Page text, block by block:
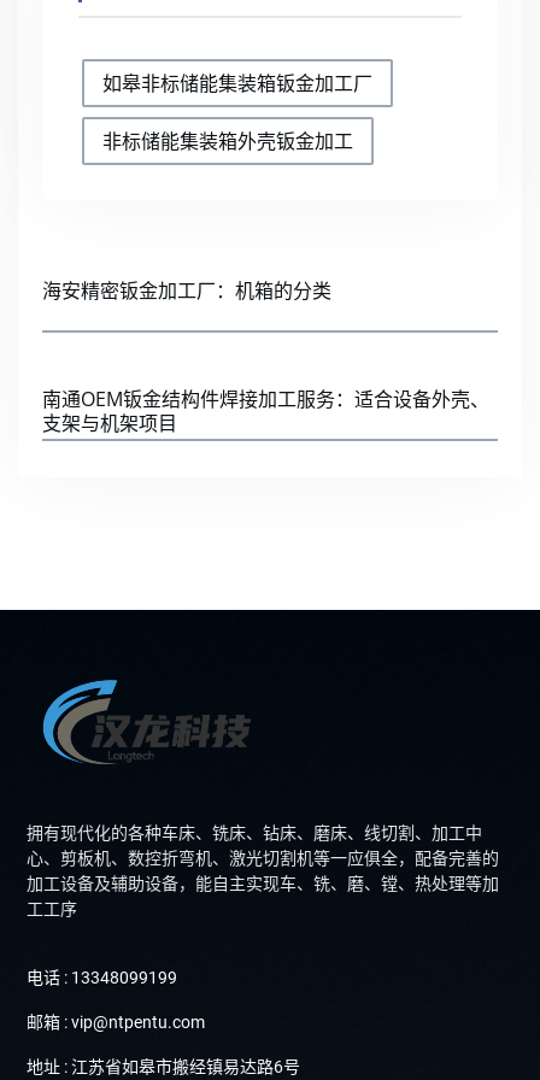
如皋非标储能集装箱钣金加工厂
非标储能集装箱外壳钣金加工
海安精密钣金加工厂：机箱的分类
南通OEM钣金结构件焊接加工服务：适合设备外壳、
支架与机架项目
拥有现代化的各种车床、铣床、钻床、磨床、线切割、加工中
心、剪板机、数控折弯机、激光切割机等一应俱全，配备完善的
加工设备及辅助设备，能自主实现车、铣、磨、镗、热处理等加
工工序
电话 : 13348099199
邮箱 : vip@ntpentu.com
地址 : 江苏省如皋市搬经镇易达路6号